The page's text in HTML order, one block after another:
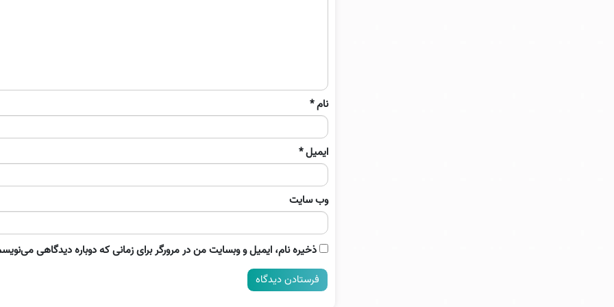
نام*
ایمیل*
وب‌ سایت
ذخیره نام، ایمیل و وبسایت من در مرورگر برای زمانی که دوباره دیدگاهی